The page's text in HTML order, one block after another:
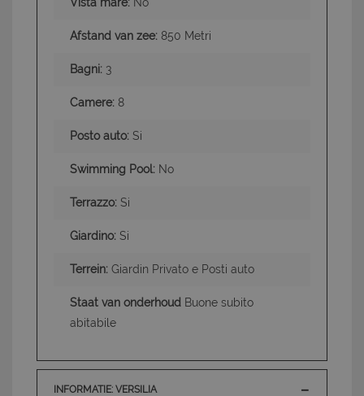
Afstand van zee: 850 Metri
Bagni: 3
Camere: 8
Posto auto: Si
Swimming Pool: No
Terrazzo: Si
Giardino: Si
Terrein: Giardin Privato e Posti auto
Staat van onderhoud Buone subito
abitabile
INFORMATIE: VERSILIA